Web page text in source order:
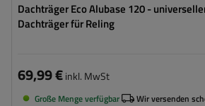
Dachträger Eco Alubase 120 -
Dachträger für Reling
69,99 €inkl. MwSt
Große Menge verfügbar Wir versenden